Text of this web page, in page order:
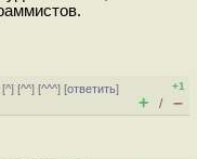
[^] [^^] [^^^] [ответить]
+1
+ / –